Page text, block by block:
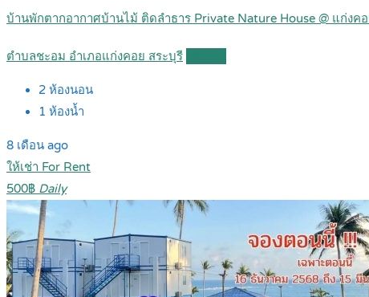
บ้านพักตากอากาศบ้านไม้ ติดลำธาร Private Nature House @ แก่งค
ตำบลชะอม อำเภอแก่งคอย สระบุรี
2 ห้องนอน
1 ห้องน้ำ
8 เดือน ago
ให้เช่า For Rent
500฿ Daily